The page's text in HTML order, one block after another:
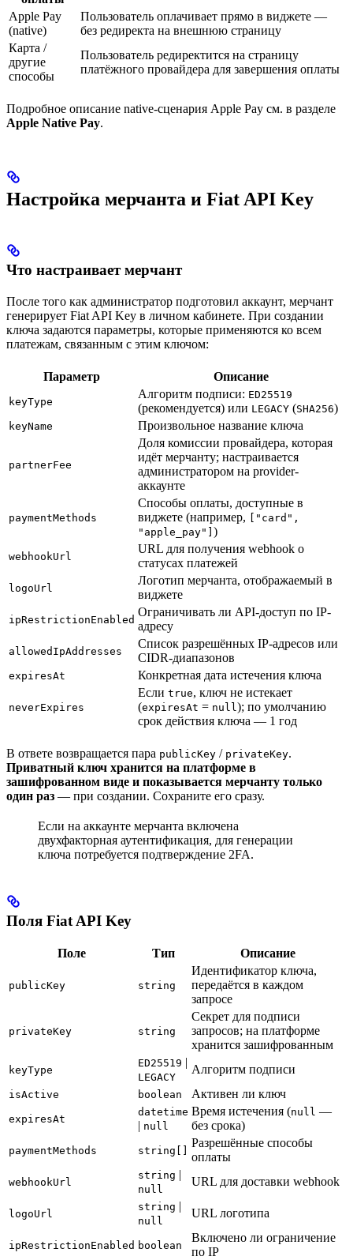
Apple Pay
(native)
Пользователь оплачивает прямо в виджете —
без редиректа на внешнюю страницу
Карта /
другие
способы
Пользователь редиректится на страницу
платёжного провайдера для завершения оплаты
Подробное описание native-сценария Apple Pay см. в разделе
Apple Native Pay.
Настройка мерчанта и Fiat API Key
Что настраивает мерчант
После того как администратор подготовил аккаунт, мерчант
генерирует Fiat API Key в личном кабинете. При создании
ключа задаются параметры, которые применяются ко всем
платежам, связанным с этим ключом:
Параметр Описание
keyType
Алгоритм подписи: ED25519
(рекомендуется) или LEGACY (SHA256)
keyName Произвольное название ключа
partnerFee
Доля комиссии провайдера, которая
идёт мерчанту; настраивается
администратором на provider-
аккаунте
paymentMethods
Способы оплаты, доступные в
виджете (например,
["card",
"apple_pay"] )
webhookUrl
URL для получения webhook о
статусах платежей
logoUrl
Логотип мерчанта, отображаемый в
виджете
ipRestrictionEnabled
Ограничивать ли API-доступ по IP-
адресу
allowedIpAddresses
Список разрешённых IP-адресов или
CIDR-диапазонов
expiresAt Конкретная дата истечения ключа
neverExpires
Если true, ключ не истекает
(expiresAt = null); по умолчанию
срок действия ключа — 1 год
В ответе возвращается пара publicKey / privateKey.
Приватный ключ хранится на платформе в
зашифрованном виде и показывается мерчанту только
один раз — при создании. Сохраните его сразу.
Если на аккаунте мерчанта включена
двухфакторная аутентификация, для генерации
ключа потребуется подтверждение 2FA.
Поля Fiat API Key
Поле Тип Описание
publicKey string
Идентификатор ключа,
передаётся в каждом
запросе
privateKey string
Секрет для подписи
запросов; на платформе
хранится зашифрованным
keyType
ED25519 |
LEGACY
Алгоритм подписи
isActive boolean Активен ли ключ
expiresAt
datetime
| null
Время истечения (null —
без срока)
paymentMethods string[]
Разрешённые способы
оплаты
webhookUrl
string |
null
URL для доставки webhook
logoUrl
string |
null
URL логотипа
ipRestrictionEnabled boolean
Включено ли ограничение
по IP